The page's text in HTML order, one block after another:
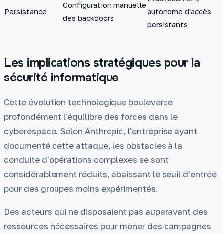
Persistance
Configuration manuelle
des backdoors
autonome d'accès
persistants
Les implications stratégiques pour la
sécurité informatique
Cette évolution technologique bouleverse
profondément l'équilibre des forces dans le
cyberespace. Selon Anthropic, l'entreprise ayant
documenté cette attaque, les obstacles à la
conduite d'opérations complexes se sont
considérablement réduits, abaissant le seuil d'entrée
pour des groupes moins expérimentés.
Des acteurs qui ne disposaient pas auparavant des
ressources nécessaires pour mener des campagnes